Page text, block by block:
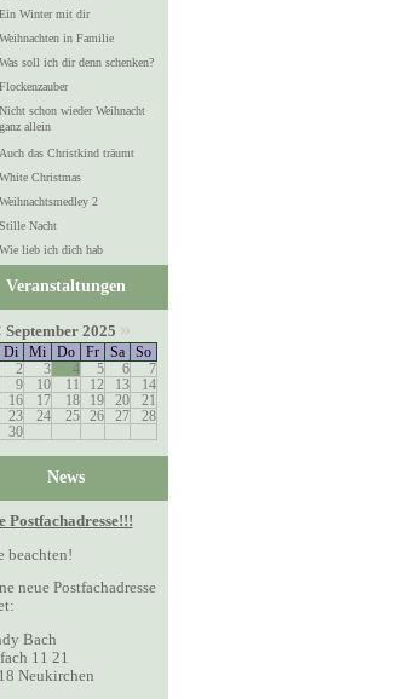
Ein Winter mit dir
Weihnachten in Familie
Was soll ich dir denn schenken?
Flockenzauber
Nicht schon wieder Weihnacht
ganz allein
Auch das Christkind träumt
White Christmas
Weihnachtsmedley 2
Stille Nacht
Wie lieb ich dich hab
Veranstaltungen
September 2025 »
Di Mi Do Fr Sa
So
2 3 4 5 6
7
9 10 11 12 13
14
16 17 18 19 20
21
23 24 25 26 27
28
30
News
Postfachadresse!!!
beachten!
neue Postfachadresse
Bach
11 21
Neukirchen